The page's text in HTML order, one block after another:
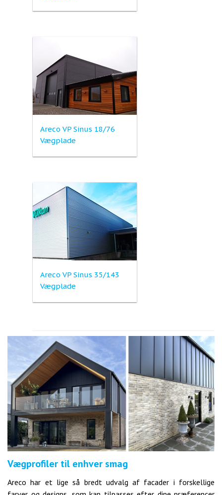
Areco VP Sinus 18/76
Vægplade
Areco VP Sinus 35/143
Vægplade
Vægprofiler til enhver smag
Areco har et lige så bredt udvalg af facader i forskellige